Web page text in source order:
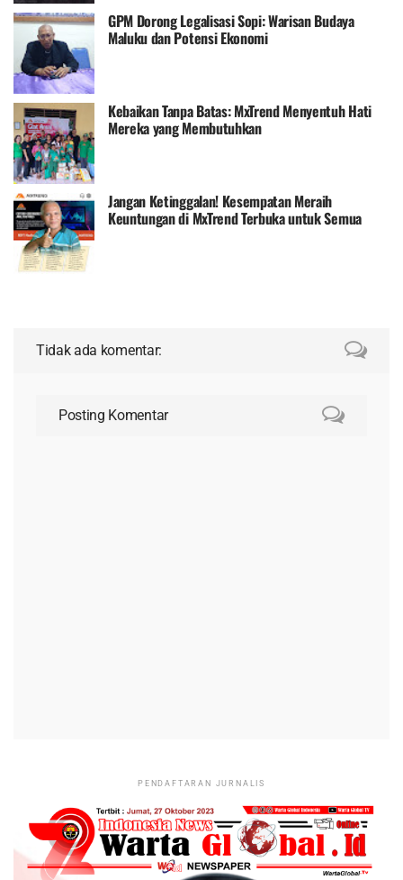
GPM Dorong Legalisasi Sopi: Warisan Budaya
Maluku dan Potensi Ekonomi
Kebaikan Tanpa Batas: MxTrend Menyentuh Hati
Mereka yang Membutuhkan
Jangan Ketinggalan! Kesempatan Meraih
Keuntungan di MxTrend Terbuka untuk Semua
Tidak ada komentar:
Posting Komentar
PENDAFTARAN JURNALIS